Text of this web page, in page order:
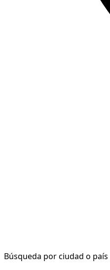
Búsqueda por ciudad o país